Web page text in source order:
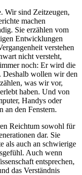
Wir sind Zeitzeugen,
machen
Sie erzählen vom
Entwicklungen
verstehen
nicht versteht,
noch: Er wird die
Deshalb wollen wir den
was wir vor,
haben. Und von
Handys oder
an den Fenstern.
Reichtum sowohl für
dar. Sie
als auch an schwierige
Auch wenn
entsprechen,
das Verständnis